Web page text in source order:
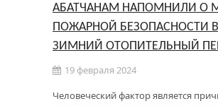
АБАТЧАНАМ НАПОМНИЛИ О
ПОЖАРНОЙ БЕЗОПАСНОСТИ В
ЗИМНИЙ ОТОПИТЕЛЬНЫЙ
19 февраля 2024
Человеческий фактор является